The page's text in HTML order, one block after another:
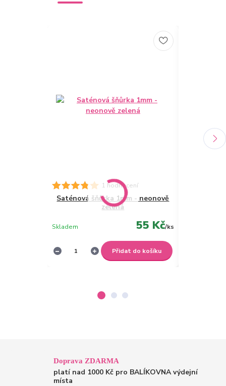
1 hodnocení
Saténová šňůrka 1mm - neonově
zelená
55 Kč/ks
Skladem
Přidat do košíku
Doprava ZDARMA
platí nad 1000 Kč pro BALÍKOVNA výdejní
místa